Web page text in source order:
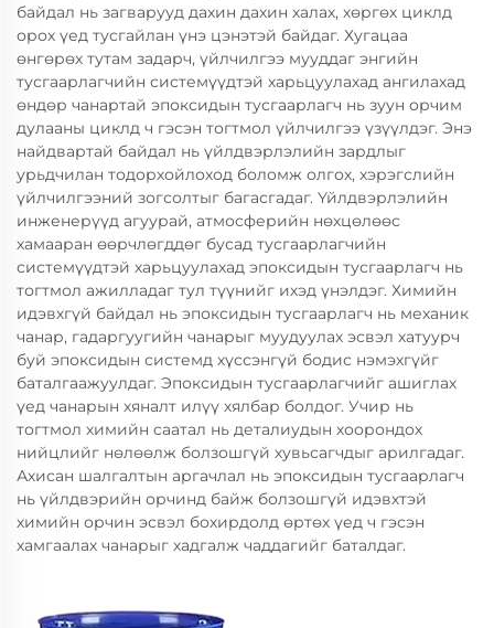
байдал нь загварууд дахин дахин халах, хөргөх циклд
орох үед тусгайлан үнэ цэнэтэй байдаг. Хугацаа
өнгөрөх тутам задарч, үйлчилгээ мууддаг энгийн
тусгаарлагчийн системүүдтэй харьцуулахад ангилахад
өндөр чанартай эпоксидын тусгаарлагч нь зуун орчим
дулааны циклд ч гэсэн тогтмол үйлчилгээ үзүүлдэг. Энэ
найдвартай байдал нь үйлдвэрлэлийн зардлыг
урьдчилан тодорхойлоход боломж олгох, хэрэгслийн
үйлчилгээний зогсолтыг багасгадаг. Үйлдвэрлэлийн
инженерүүд агуурай, атмосферийн нөхцөлөөс
хамааран өөрчлөгддөг бусад тусгаарлагчийн
системүүдтэй харьцуулахад эпоксидын тусгаарлагч нь
тогтмол ажилладаг тул түүнийг ихэд үнэлдэг. Химийн
идэвхгүй байдал нь эпоксидын тусгаарлагч нь механик
чанар, гадаргуугийн чанарыг муудуулах эсвэл хатуурч
буй эпоксидын системд хүссэнгүй бодис нэмэхгүйг
баталгаажуулдаг. Эпоксидын тусгаарлагчийг ашиглах
үед чанарын хяналт илүү хялбар болдог. Учир нь
тогтмол химийн саатал нь деталиудын хоорондох
нийцлийг нөлөөлж болзошгүй хувьсагчдыг арилгадаг.
Ахисан шалгалтын аргачлал нь эпоксидын тусгаарлагч
нь үйлдвэрийн орчинд байж болзошгүй идэвхтэй
химийн орчин эсвэл бохирдолд өртөх үед ч гэсэн
хамгаалах чанарыг хадгалж чаддагийг баталдаг.